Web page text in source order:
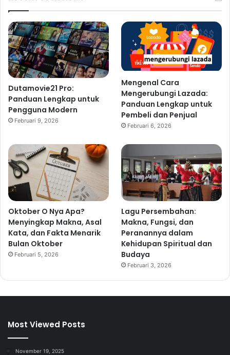
Dutamovie21 Pro:
Panduan Lengkap untuk
Pengguna Modern
Februari 9, 2026
Mengenal Cara
Mengerubungi Lazada:
Panduan Lengkap untuk
Pembeli dan Penjual
Februari 6, 2026
Oktober O Nya Apa?
Menyingkap Makna, Asal
Kata, dan Fakta Menarik
Bulan Oktober
Februari 5, 2026
Lagu Persembahan:
Makna, Fungsi, dan
Peranannya dalam
Kehidupan Spiritual dan
Budaya
Februari 3, 2026
Most Viewed Posts
November 19, 2025